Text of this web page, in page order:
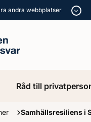
andra webbplatser
Råd till
Samhällsresiliens i